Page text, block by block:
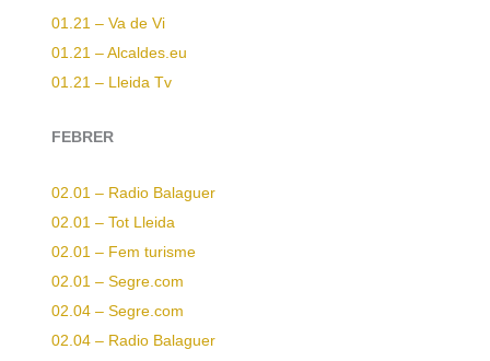
01.21 – Va de Vi
01.21 – Alcaldes.eu
01.21 – Lleida Tv
FEBRER
02.01 – Radio Balaguer
02.01 – Tot Lleida
02.01 – Fem turisme
02.01 – Segre.com
02.04 – Segre.com
02.04 – Radio Balaguer